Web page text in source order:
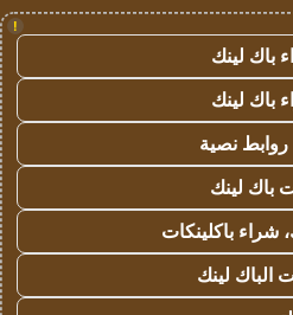
!
باك لينك
باك لينك
نصية
باك لينك
شراء باكلينكات
الباك لينك